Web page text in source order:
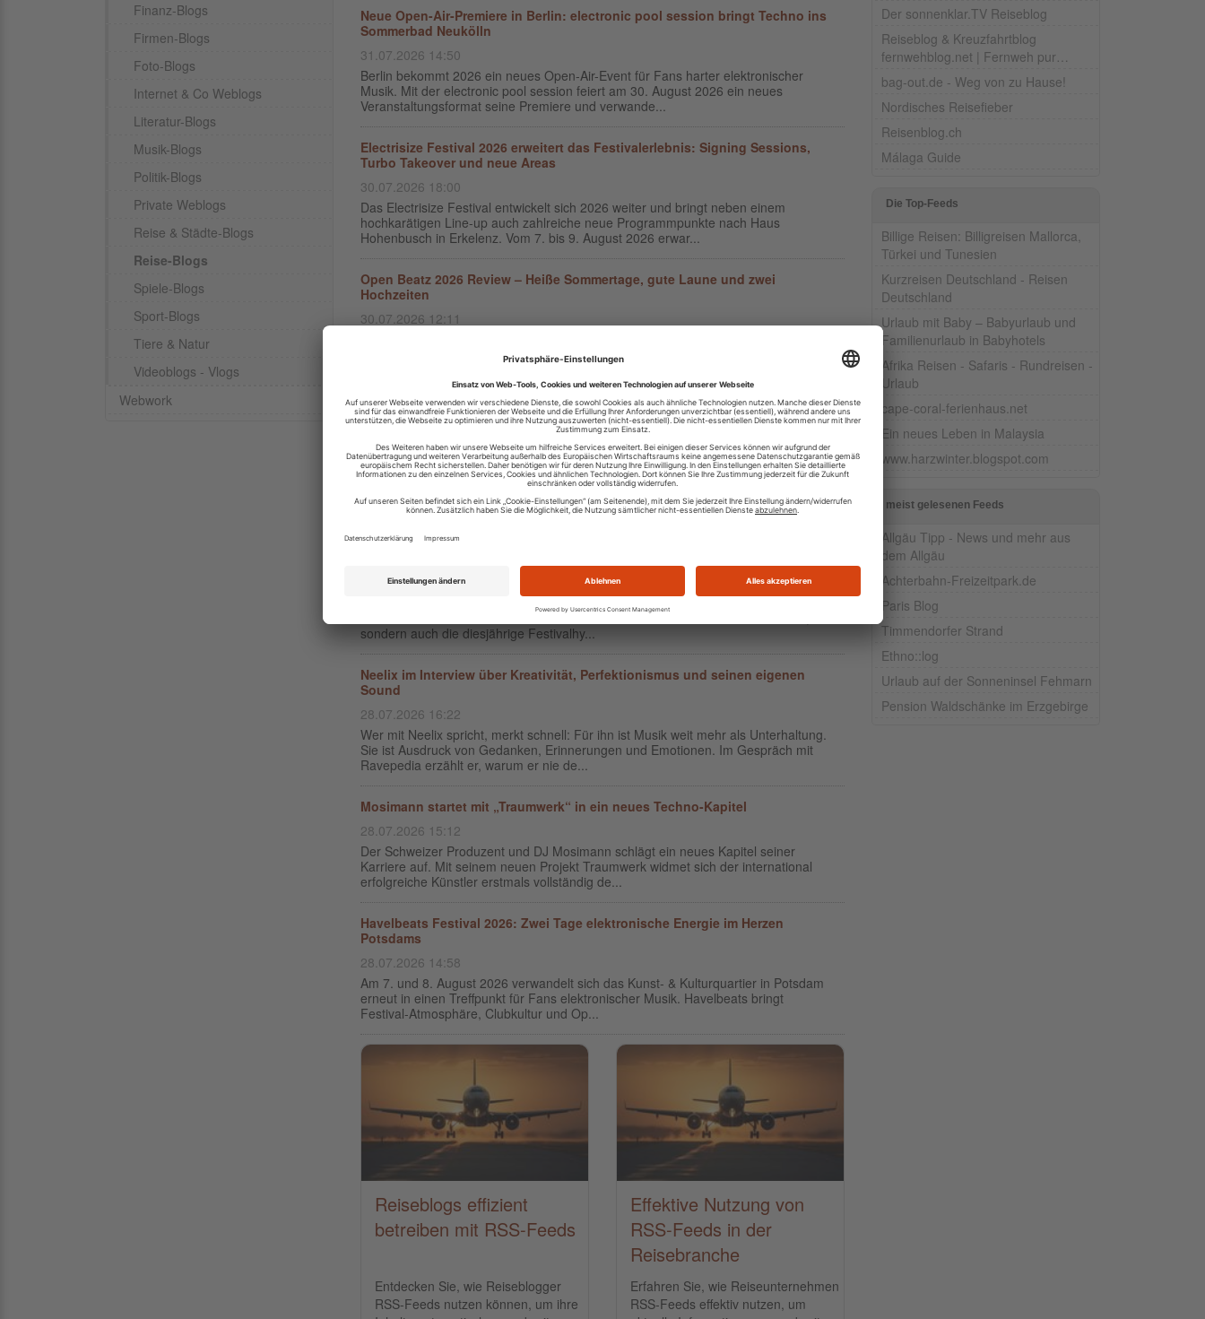
Finanz-Blogs
Firmen-Blogs
Foto-Blogs
Internet & Co Weblogs
Literatur-Blogs
Musik-Blogs
Politik-Blogs
Private Weblogs
Reise & Städte-Blogs
Reise-Blogs
Spiele-Blogs
Sport-Blogs
Tiere & Natur
Videoblogs - Vlogs
Webwork
Neue Open-Air-Premiere in Berlin: electronic pool session bringt Techno ins
Sommerbad Neukölln
31.07.2026 14:50
Berlin bekommt 2026 ein neues Open-Air-Event für Fans harter elektronischer
Musik. Mit der electronic pool session feiert am 30. August 2026 ein neues
Veranstaltungsformat seine Premiere und verwande...
Electrisize Festival 2026 erweitert das Festivalerlebnis: Signing Sessions,
Turbo Takeover und neue Areas
30.07.2026 18:00
Das Electrisize Festival entwickelt sich 2026 weiter und bringt neben einem
hochkarätigen Line-up auch zahlreiche neue Programmpunkte nach Haus
Hohenbusch in Erkelenz. Vom 7. bis 9. August 2026 erwar...
Open Beatz 2026 Review – Heiße Sommertage, gute Laune und zwei
Hochzeiten
30.07.2026 12:11
Festivalsommer war für mich das Open Beatz Festival in der Nähe von Nürnberg.
Für mich sollte es eine Premiere werden. Entspreche...
Indian Spirit Festival 2026: Deutschlands größte Psytrance-Welt öffnet
wieder ihre Tore
29.07.2026 15:27
Wenn Ende August tausende Menschen in bunten Outfits durch eine
psychedelische Parallelwelt tanzen, fluoreszierende Kunstwerke im Schwarzlicht
leuchten und auf mehreren Bühnen rund um die Uhr Psytran...
NATURE ONE 2026 veröffentlicht Timetable – Neelix liefert die offizielle
29.07.2026 15:00
Die Vorfreude auf die NATURE ONE 2026 steigt weiter. Wenige Wochen vor dem
Festival haben die Veranstalter nicht nur den offiziellen Timetable veröffentlicht,
sondern auch die diesjährige Festivalhy...
Neelix im Interview über Kreativität, Perfektionismus und seinen eigenen
Sound
28.07.2026 16:22
Wer mit Neelix spricht, merkt schnell: Für ihn ist Musik weit mehr als Unterhaltung.
Sie ist Ausdruck von Gedanken, Erinnerungen und Emotionen. Im Gespräch mit
Ravepedia erzählt er, warum er nie de...
Mosimann startet mit „Traumwerk“ in ein neues Techno-Kapitel
28.07.2026 15:12
Der Schweizer Produzent und DJ Mosimann schlägt ein neues Kapitel seiner
Karriere auf. Mit seinem neuen Projekt Traumwerk widmet sich der international
erfolgreiche Künstler erstmals vollständig de...
Havelbeats Festival 2026: Zwei Tage elektronische Energie im Herzen
Potsdams
28.07.2026 14:58
Am 7. und 8. August 2026 verwandelt sich das Kunst- & Kulturquartier in Potsdam
erneut in einen Treffpunkt für Fans elektronischer Musik. Havelbeats bringt
Festival-Atmosphäre, Clubkultur und Op...
Reiseblogs effizient
betreiben mit RSS-Feeds
Entdecken Sie, wie Reiseblogger
RSS-Feeds nutzen können, um ihre
Effektive Nutzung von
RSS-Feeds in der
Reisebranche
Erfahren Sie, wie Reiseunternehmen
RSS-Feeds effektiv nutzen, um
Der sonnenklar.TV Reiseblog
Reiseblog & Kreuzfahrtblog
fernwehblog.net | Fernweh pur…
bag-out.de - Weg von zu Hause!
Nordisches Reisefieber
Reisenblog.ch
Málaga Guide
Die Top-Feeds
Billige Reisen: Billigreisen Mallorca,
Türkei und Tunesien
Kurzreisen Deutschland - Reisen
Deutschland
Urlaub mit Baby – Babyurlaub und
Familienurlaub in Babyhotels
Afrika Reisen - Safaris - Rundreisen -
Urlaub
cape-coral-ferienhaus.net
Ein neues Leben in Malaysia
www.harzwinter.blogspot.com
meist gelesenen Feeds
Allgäu Tipp - News und mehr aus
dem Allgäu
Achterbahn-Freizeitpark.de
Paris Blog
Timmendorfer Strand
Ethno::log
Urlaub auf der Sonneninsel Fehmarn
Pension Waldschänke im Erzgebirge